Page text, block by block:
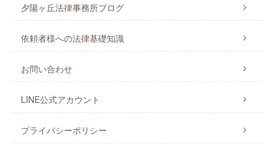
夕陽ヶ丘法律事務所ブログ
依頼者様への法律基礎知識
お問い合わせ
LINE公式アカウント
プライバシーポリシー